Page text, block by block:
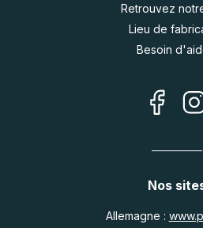
Retrouvez
Lieu de
Besoin
Nos
Allemagne :